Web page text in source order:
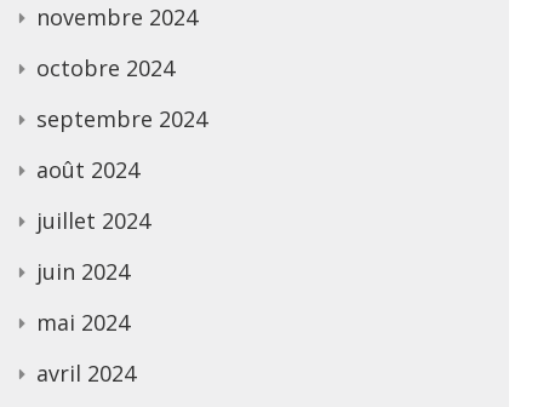
novembre 2024
octobre 2024
septembre 2024
août 2024
juillet 2024
juin 2024
mai 2024
avril 2024